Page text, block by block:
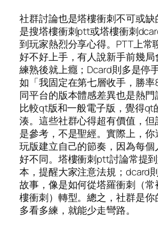
社群討論也是塔樓衝刺不可或缺
是搜塔樓衝刺ptt或塔樓衝刺
到玩家熱烈分享心得。PTT上常
好不好上手，有人說新手前幾局
練熟後就上癮；Dcard則多是停
如「我固定在第七層收手，勝
同平台的版本體感差異也是熱門
比較qt版和一般電子版，覺得qt
湊。這些社群心得超有價值，但
是參考，不是聖經。實際上，
玩版建立自己的節奏，因為每個
好不同。塔樓衝刺ptt討論常提
本，提醒大家注意法規；dcard
故事，像是如何從塔羅衝刺（常
樓衝刺）轉型。總之，社群是你
多看多練，就能少走彎路。